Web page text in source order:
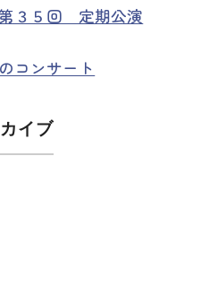
３５回 定期公演
コンサート
イブ